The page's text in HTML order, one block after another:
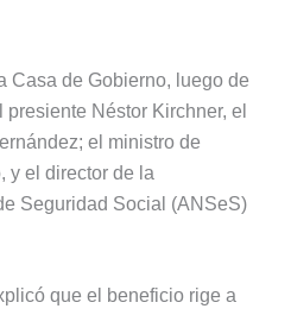
Casa de Gobierno, luego de
Néstor Kirchner, el
el ministro de
y el director de la
Seguridad Social (ANSeS)
que el beneficio rige a